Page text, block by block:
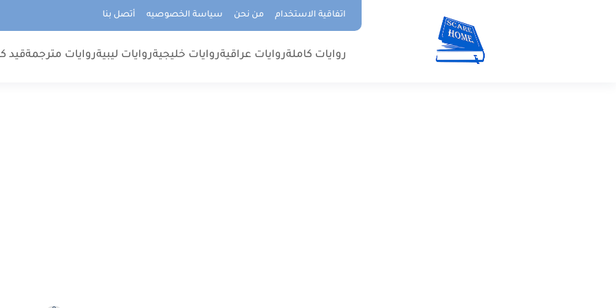
اتفاقية الاستخدام من نحن سياسة الخصوصيه أتصل بنا
روايات كاملةروايات عراقيةروايات خليجيةروايات ليبيةروايات مترجمةقيد